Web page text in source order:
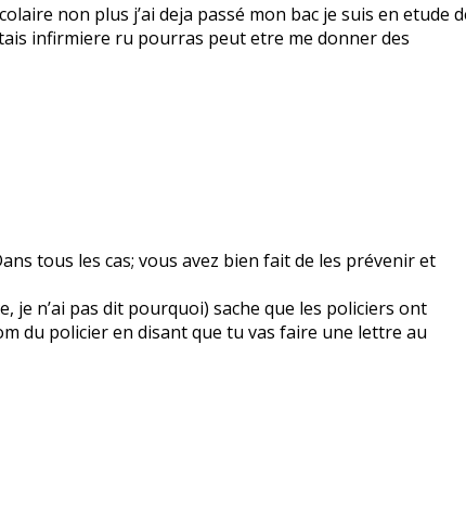
non plus j’ai deja passé mon bac je suis en etude
infirmiere ru pourras peut etre me donner des
tous les cas; vous avez bien fait de les prévenir et
je n’ai pas dit pourquoi) sache que les policiers ont
du policier en disant que tu vas faire une lettre au